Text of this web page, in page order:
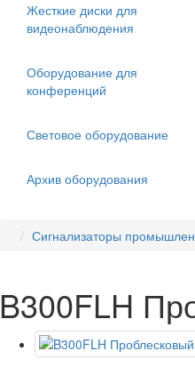
Жесткие диски для
видеонаблюдения
Оборудование для
конференций
Световое оборудование
Архив оборудования
Сигнализаторы
B300FLH